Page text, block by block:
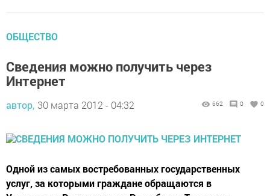
ОБЩЕСТВО
Сведения можно получить через
Интернет
автор, 30 марта 2012 - 04:32 662 0 0
Одной из самых востребованных государственных
услуг, за которыми граждане обращаются в